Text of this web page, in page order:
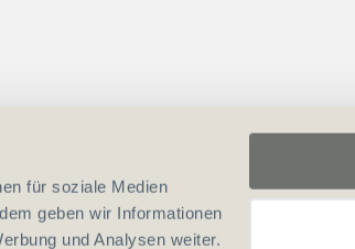
für soziale Medien
geben wir Informationen
und Analysen weiter.